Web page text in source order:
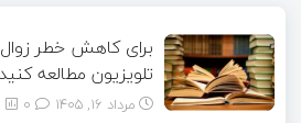
برای کاهش خطر
تلویزیون مطالعه کنید
مرداد ۱۶, ۱۴۰۵